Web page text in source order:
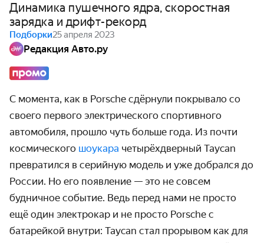
Динамика пушечного ядра, скоростная
зарядка и дрифт-рекорд
Подборки25 апреля 2023
Редакция Авто.ру
С момента, как в Porsche сдёрнули покрывало со
своего первого электриче­ского спортивного
автомобиля, прошло чуть больше года. Из почти
космического шоукара четырёх­дверный Taycan
превратился в серийную модель и уже добрался до
России. Но его появление — это не совсем
будничное событие. Ведь перед нами не просто
ещё один электрокар и не просто Porsche с
батарейкой внутри: Taycan стал прорывом как для